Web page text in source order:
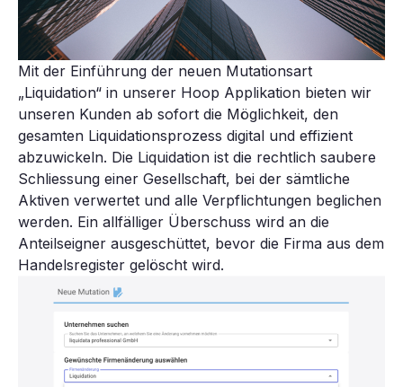
Mit der Einführung der neuen Mutationsart
„Liquidation“ in unserer Hoop Applikation bieten wir
unseren Kunden ab sofort die Möglichkeit, den
gesamten Liquidationsprozess digital und effizient
abzuwickeln. Die Liquidation ist die rechtlich saubere
Schliessung einer Gesellschaft, bei der sämtliche
Aktiven verwertet und alle Verpflichtungen beglichen
werden. Ein allfälliger Überschuss wird an die
Anteilseigner ausgeschüttet, bevor die Firma aus dem
Handelsregister gelöscht wird.